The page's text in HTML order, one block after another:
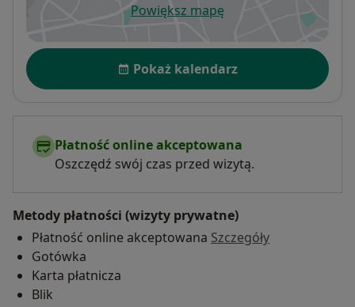
Powiększ mapęotwiera się w nowej karcie
Dostępność
Pokaż kalendarz
Płatność online akceptowana
Oszczędź swój czas przed wizytą.
Metody płatności (wizyty prywatne)
Płatność online akceptowana Szczegóły
Gotówka
Karta płatnicza
Blik